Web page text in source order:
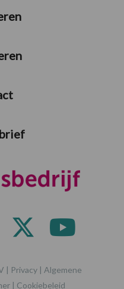
| Privacy
Algemene
Cookiebeleid